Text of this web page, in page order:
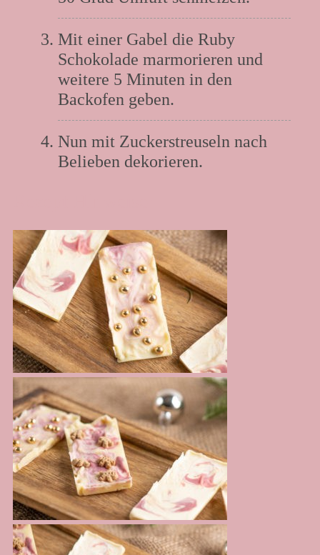
Mit einer Gabel die Ruby
Schokolade marmorieren und
weitere 5 Minuten in den
Backofen geben.
Nun mit Zuckerstreuseln nach
Belieben dekorieren.